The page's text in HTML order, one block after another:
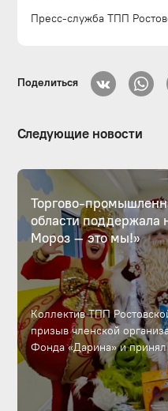
Пресс-служба ТПП
Поделиться
Следующие новости
Торгово-
области
Мороз – это мы!»
Коллектив ТПП
призыв членской
Фонда «Дарина» и принял